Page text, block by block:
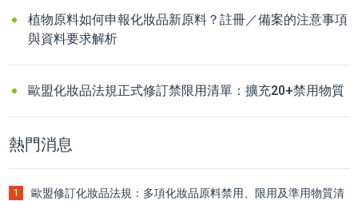
植物原料如何申報化妝品新原料？註冊／備案的注意事項
與資料要求解析
歐盟化妝品法規正式修訂禁限用清單：擴充20+禁用物質
熱門消息
1
歐盟修訂化妝品法規：多項化妝品原料禁用、限用及準用物質清